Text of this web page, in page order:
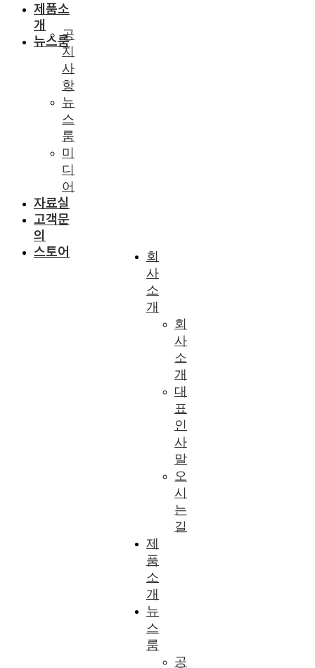
제품소
개
뉴스룸
공
지
사
항
뉴
스
룸
미
디
어
자료실
고객문
의
스토어
회
사
소
개
회
사
소
개
대
표
인
사
말
오
시
는
길
제
품
소
개
뉴
스
룸
공